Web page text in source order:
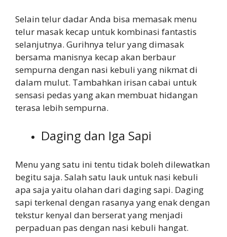
Selain telur dadar Anda bisa memasak menu
telur masak kecap untuk kombinasi fantastis
selanjutnya. Gurihnya telur yang dimasak
bersama manisnya kecap akan berbaur
sempurna dengan nasi kebuli yang nikmat di
dalam mulut. Tambahkan irisan cabai untuk
sensasi pedas yang akan membuat hidangan
terasa lebih sempurna.
Daging dan Iga Sapi
Menu yang satu ini tentu tidak boleh dilewatkan
begitu saja. Salah satu lauk untuk nasi kebuli
apa saja yaitu olahan dari daging sapi. Daging
sapi terkenal dengan rasanya yang enak dengan
tekstur kenyal dan berserat yang menjadi
perpaduan pas dengan nasi kebuli hangat.